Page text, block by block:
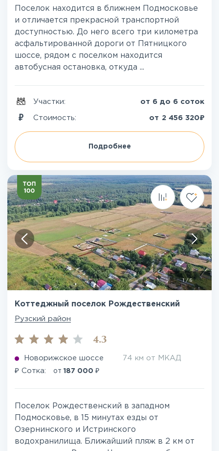
Поселок находится в ближнем Подмосковье
и отличается прекрасной транспортной
доступностью. До него всего три километра
асфальтированной дороги от Пятницкого
шоссе, рядом с поселком находится
автобусная остановка, откуда ...
Участки: от 6 до 6 соток
Стоимость: от 2 456 320₽
Подробнее
1/6
Коттеджный поселок Рождественский
Рузский район
4.3
Новорижское шоссе 74 км от МКАД
₽ Сотка: от 187 000 ₽
Поселок Рождественский в западном
Подмосковье, в 15 минутах езды от
Озернинского и Истринского
водохранилища. Ближайший пляж в 2 км от